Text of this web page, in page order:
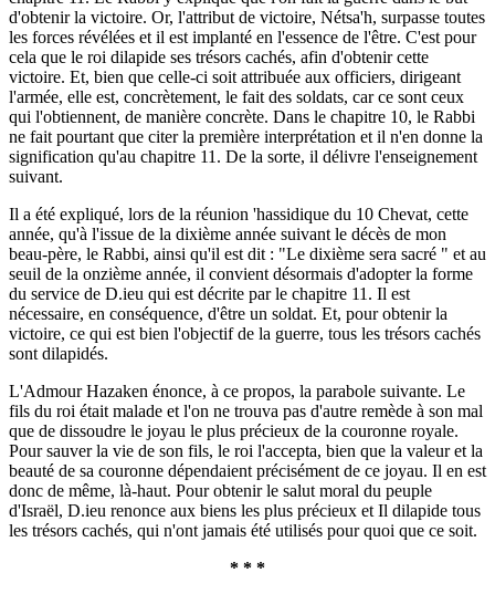
d'obtenir la victoire. Or, l'attribut de victoire, Nétsa'h, surpasse toutes
les forces révélées et il est implanté en l'essence de l'être. C'est pour
cela que le roi dilapide ses trésors cachés, afin d'obtenir cette
victoire. Et, bien que celle-ci soit attribuée aux officiers, dirigeant
l'armée, elle est, concrètement, le fait des soldats, car ce sont ceux
qui l'obtiennent, de manière concrète. Dans le chapitre 10, le Rabbi
ne fait pourtant que citer la première interprétation et il n'en donne la
signification qu'au chapitre 11. De la sorte, il délivre l'enseignement
suivant.
Il a été expliqué, lors de la réunion 'hassidique du 10 Chevat, cette
année, qu'à l'issue de la dixième année suivant le décès de mon
beau-père, le Rabbi, ainsi qu'il est dit : "Le dixième sera sacré " et au
seuil de la onzième année, il convient désormais d'adopter la forme
du service de D.ieu qui est décrite par le chapitre 11. Il est
nécessaire, en conséquence, d'être un soldat. Et, pour obtenir la
victoire, ce qui est bien l'objectif de la guerre, tous les trésors cachés
sont dilapidés.
L'Admour Hazaken énonce, à ce propos, la parabole suivante. Le
fils du roi était malade et l'on ne trouva pas d'autre remède à son mal
que de dissoudre le joyau le plus précieux de la couronne royale.
Pour sauver la vie de son fils, le roi l'accepta, bien que la valeur et la
beauté de sa couronne dépendaient précisément de ce joyau. Il en est
donc de même, là-haut. Pour obtenir le salut moral du peuple
d'Israël, D.ieu renonce aux biens les plus précieux et Il dilapide tous
les trésors cachés, qui n'ont jamais été utilisés pour quoi que ce soit.
* * *